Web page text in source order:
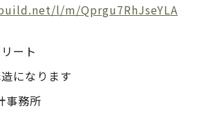
l/m/Qprgu7RhJseYLA
ート
になります
事務所